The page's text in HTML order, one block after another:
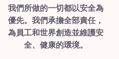
我們所做的一切都以安全為
優先。我們承擔全部責任，
為員工和世界創造並維護安
全、健康的環境。